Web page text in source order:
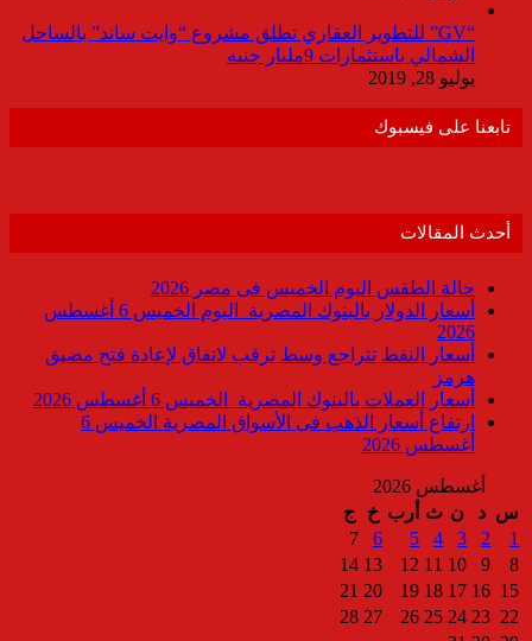
“GV” للتطوير العقاري تطلق مشروع “وايت ساند” بالساحل
الشمالي باستثمارات 9مليار جنيه
يوليو 28, 2019
تابعنا على فيسبوك
أحدث المقالات
حالة الطقس اليوم الخميس فى مصر 2026
أسعار الدولار بالبنوك المصرية اليوم الخميس 6 أغسطس
2026
أسعار النفط تتراجع وسط ترقب لاتفاق لإعادة فتح مضيق
هرمز
أسعار العملات بالبنوك المصرية الخميس 6 أغسطس 2026
ارتفاع أسعار الذهب فى الأسواق المصرية الخميس 6
أغسطس 2026
أغسطس 2026
س د ن ث أرب خ
ج
1
2
3
4
5
6
7
8
9
10
11
12
13
14
15
16
17
18
19
20
21
22
23
24
25
26
27
28